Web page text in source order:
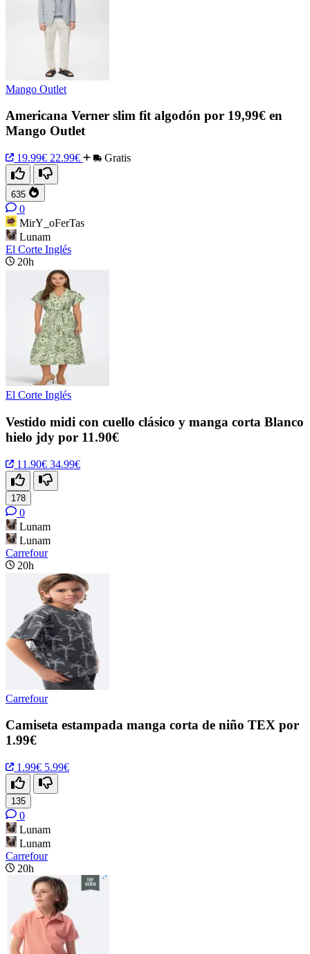
Mango Outlet
Americana Verner slim fit algodón por 19,99€ en
Mango Outlet
19.99€ 22.99€ Gratis
635
0
MirY_oFerTas
Lunam
El Corte Inglés
20h
El Corte Inglés
Vestido midi con cuello clásico y manga corta Blanco
hielo jdy por 11.90€
11.90€ 34.99€
178
0
Lunam
Lunam
Carrefour
20h
Carrefour
Camiseta estampada manga corta de niño TEX por
1.99€
1.99€ 5.99€
135
0
Lunam
Lunam
Carrefour
20h